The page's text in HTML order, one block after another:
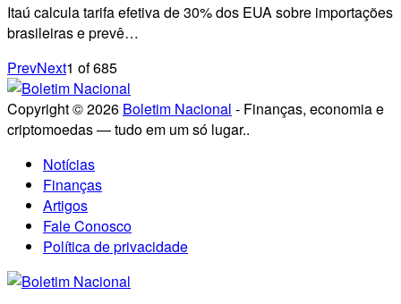
Itaú calcula tarifa efetiva de 30% dos EUA sobre importações
brasileiras e prevê…
PrevNext1 of685
Copyright © 2026 Boletim Nacional - Finanças, economia e
criptomoedas — tudo em um só lugar..
Notícias
Finanças
Artigos
Fale Conosco
Política de privacidade